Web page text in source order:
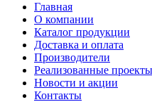
Главная
О компании
Каталог продукции
Доставка и оплата
Производители
Реализованные проекты
Новости и акции
Контакты